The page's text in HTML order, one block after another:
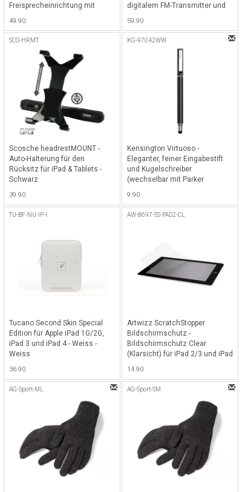
Freisprecheinrichtung mit
Ladeport - Silber
49.90
digitalem FM-Transmitter und
59.90
SCO-HRMT
Scosche headrestMOUNT -
Auto-Halterung für den
Rücksitz für iPad & Tablets -
Schwarz
39.90
KG-97042WW
Kensington Virtuoso -
Eleganter, feiner Eingabestift
und Kugelschreiber
(wechselbar mit Parker
9.90
TU-BF-NU-IP-I
Tucano Second Skin Special
Edition für Apple iPad 1G/2G,
iPad 3 und iPad 4 - Weiss -
Weiss
36.90
AW-8697-SS-PAD2-CL
Artwizz ScratchStopper
Bildschirmschutz -
Bildschirmschutz Clear
(Klarsicht) für iPad 2/3 und iPad
14.90
AG-Sport-ML AG-Sport-SM